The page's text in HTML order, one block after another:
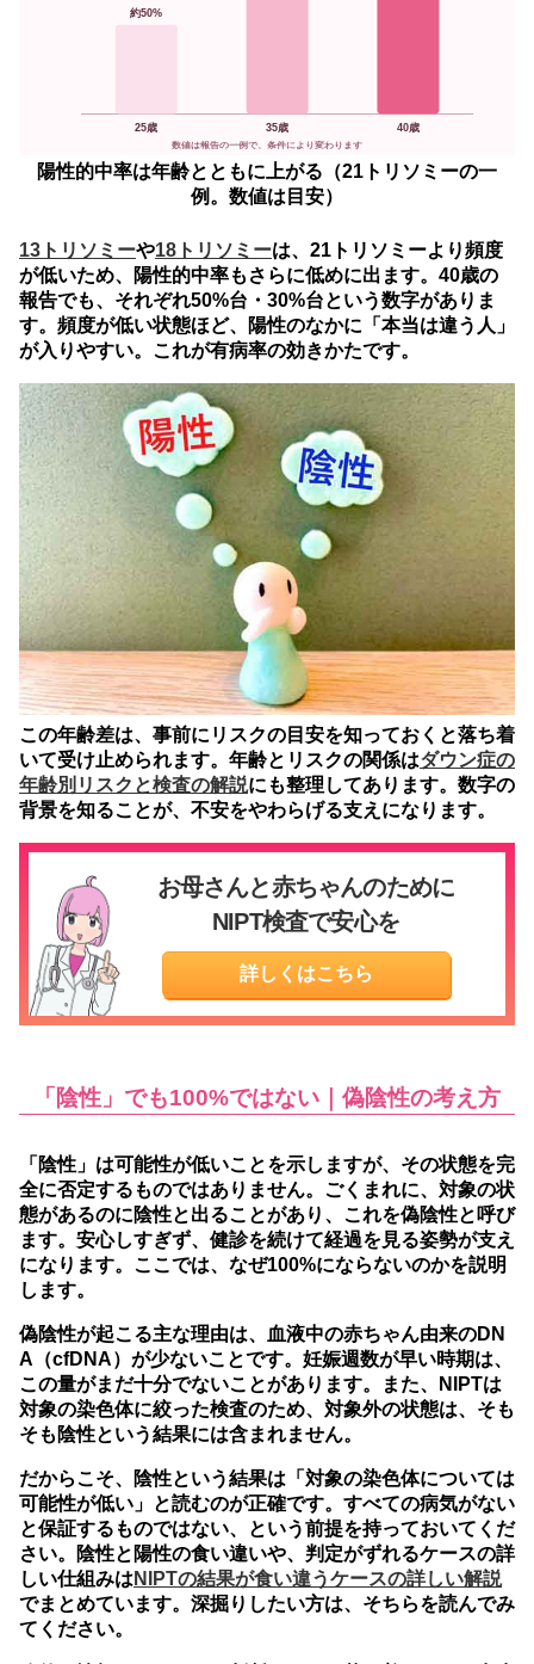
約50%
25歳 35歳
40歳
数値は報告の一例で、条件により変わります
陽性的中率は年齢とともに上がる（21トリソミーの一
例。数値は目安）
13トリソミーや18トリソミーは、21トリソミーより頻度
が低いため、陽性的中率もさらに低めに出ます。40歳の
報告でも、それぞれ50%台・30%台という数字がありま
す。頻度が低い状態ほど、陽性のなかに「本当は違う人」
が入りやすい。これが有病率の効きかたです。
この年齢差は、事前にリスクの目安を知っておくと落ち着
いて受け止められます。年齢とリスクの関係はダウン症の
年齢別リスクと検査の解説にも整理してあります。数字の
背景を知ることが、不安をやわらげる支えになります。
お母さんと赤ちゃんのために
NIPT検査で安心を
詳しくはこちら
「陰性」でも100%ではない｜偽陰性の考え方
「陰性」は可能性が低いことを示しますが、その状態を完
全に否定するものではありません。 ごくまれに、対象の状
態があるのに陰性と出ることがあり、これを偽陰性と呼び
ます。安心しすぎず、健診を続けて経過を見る姿勢が支え
になります。ここでは、なぜ100%にならないのかを説明
します。
偽陰性が起こる主な理由は、血液中の赤ちゃん由来のDN
A（cfDNA）が少ないことです。妊娠週数が早い時期は、
この量がまだ十分でないことがあります。また、NIPTは
対象の染色体に絞った検査のため、対象外の状態は、そも
そも陰性という結果には含まれません。
だからこそ、陰性という結果は「対象の染色体については
可能性が低い」と読むのが正確です。すべての病気がない
と保証するものではない、という前提を持っておいてくだ
さい。陰性と陽性の食い違いや、判定がずれるケースの詳
しい仕組みは NIPTの結果が食い違うケースの詳しい解説
でまとめています。深掘りしたい方は、そちらを読んでみ
てください。